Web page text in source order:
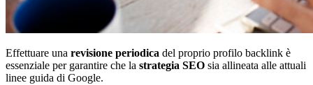
Effettuare una revisione periodica del proprio profilo backlink è
essenziale per garantire che la strategia SEO sia allineata alle attuali
linee guida di Google.